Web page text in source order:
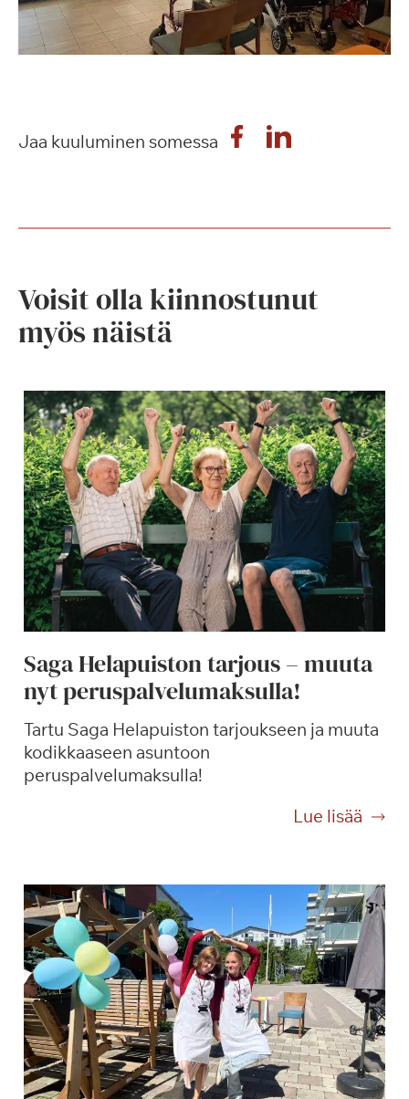
Jaa kuuluminen somessa
Voisit olla kiinnostunut
myös näistä
Saga Helapuiston tarjous – muuta
nyt peruspalvelumaksulla!
Tartu Saga Helapuiston tarjoukseen ja muuta
kodikkaaseen asuntoon
peruspalvelumaksulla!
Lue lisää
S
a
e
l
a
p
u
i
s
t